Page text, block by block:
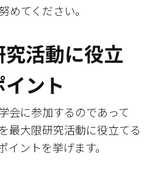
めてください。
活動に役立
ント
会に参加するのであって
最大限研究活動に役立てる
イントを挙げます。